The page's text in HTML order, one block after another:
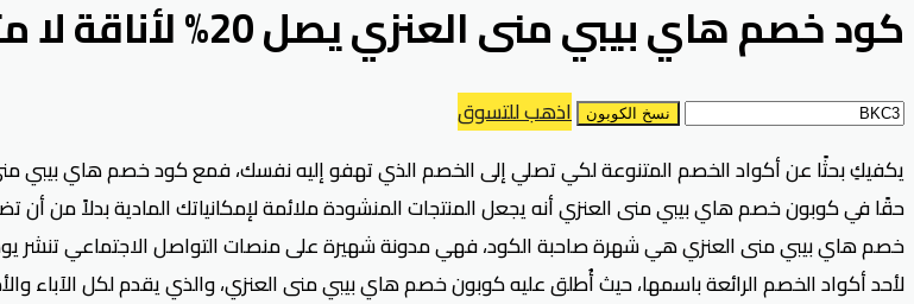
كود خصم هاي بيبي منى العنزي يصل 20% لأناقة لا مثيل لها
نسخ الكوبون
اذهب للتسوق
يكفيكِ بحثًا عن أكواد الخصم المتنوعة لكي تصلي إلى الخصم الذي تهفو إليه نفسك، فمع كود خصم هاي بيبي
حقًا في كوبون خصم هاي بيبي منى العنزي أنه يجعل المنتجات المنشودة ملائمة لإمكانياتك المادية بدلاً من أن
خصم هاي بيبي منى العنزي هي شهرة صاحبة الكود، فهي مدونة شهيرة على منصات التواصل الاجتماعي تنشر
لأحد أكواد الخصم الرائعة باسمها، حيث أُطلق عليه كوبون خصم هاي بيبي منى العنزي، والذي يقدم لكل الآباء